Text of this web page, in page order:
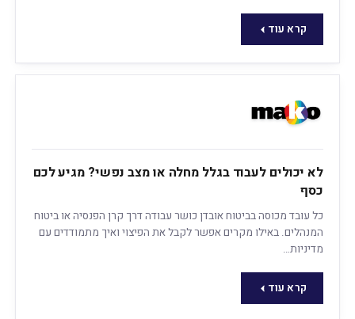
קרא עוד
לא יכולים לעבוד בגלל מחלה או מצב נפשי? מגיע לכם
כסף
כל עובד מכוסה בביטוח אובדן כושר עבודה דרך קרן הפנסיה או ביטוח
המנהלים. באילו מקרים אפשר לקבל את הפיצוי ואיך מתמודדים עם
מדיניות…
קרא עוד